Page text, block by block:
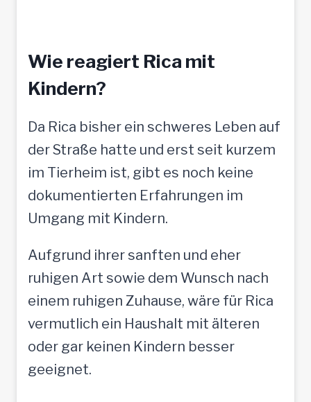
Wie reagiert Rica mit
Kindern?
Da Rica bisher ein schweres Leben auf
der Straße hatte und erst seit kurzem
im Tierheim ist, gibt es noch keine
dokumentierten Erfahrungen im
Umgang mit Kindern.
Aufgrund ihrer sanften und eher
ruhigen Art sowie dem Wunsch nach
einem ruhigen Zuhause, wäre für Rica
vermutlich ein Haushalt mit älteren
oder gar keinen Kindern besser
geeignet.